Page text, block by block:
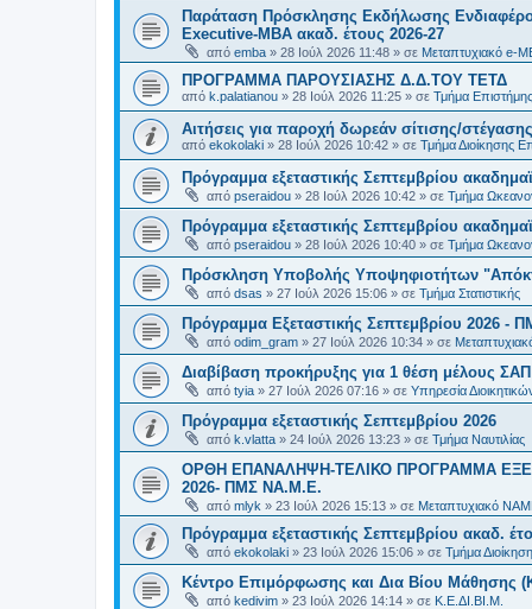
Παράταση Πρόσκλησης Εκδήλωσης
Executive-MBΑ ακαδ. έτους 2026-27
από emba » 28 Ιούλ 2026 11:48 » σε Μεταπτυχιακό e-
ΠΡΟΓΡΑΜΜΑ ΠΑΡΟΥΣΙΑΣΗΣ Δ.Δ.ΤΟΥ ΤΕΤΔ
από k.palatianou » 28 Ιούλ 2026 11:25 » σε Τμήμα
Αιτήσεις για παροχή δωρεάν σίτισης/
από ekokolaki » 28 Ιούλ 2026 10:42 » σε Τμήμα Διοίκησης
Πρόγραμμα εξεταστικής Σεπτεμβρίου
από pseraidou » 28 Ιούλ 2026 10:42 » σε Τμήμα
Πρόγραμμα εξεταστικής Σεπτεμβρίου
από pseraidou » 28 Ιούλ 2026 10:40 » σε Τμήμα
Πρόσκληση Υποβολής Υποψηφιοτήτων
από dsas » 27 Ιούλ 2026 15:06 » σε Τμήμα Στατιστικής
Πρόγραμμα Εξεταστικής Σεπτεμβρίου 2026 -
από odim_gram » 27 Ιούλ 2026 10:34 » σε
Διαβίβαση προκήρυξης για 1 θέση μέλους
από tyia » 27 Ιούλ 2026 07:16 » σε Υπηρεσία
Πρόγραμμα εξεταστικής Σεπτεμβρίου 2026
από k.vlatta » 24 Ιούλ 2026 13:23 » σε Τμήμα Ναυτιλίας
ΟΡΘΗ ΕΠΑΝΑΛΗΨΗ-ΤΕΛΙΚΟ ΠΡΟΓΡΑΜΜΑ
2026- ΠΜΣ ΝΑ.Μ.Ε.
από mlyk » 23 Ιούλ 2026 15:13 » σε Μεταπτυχιακό
Πρόγραμμα εξεταστικής Σεπτεμβρίου ακαδ.
από ekokolaki » 23 Ιούλ 2026 15:06 » σε Τμήμα
Κέντρο Επιμόρφωσης και Δια Βίου Μάθησης
από kedivim » 23 Ιούλ 2026 14:14 » σε Κ.Ε.ΔΙ.ΒΙ.Μ.